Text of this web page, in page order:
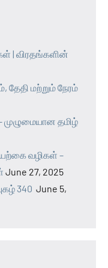
| விரதங்களின்
தேதி மற்றும் நேரம்
முழுமையான தமிழ்
வழிகள் –
June 27, 2025
340 June 5,